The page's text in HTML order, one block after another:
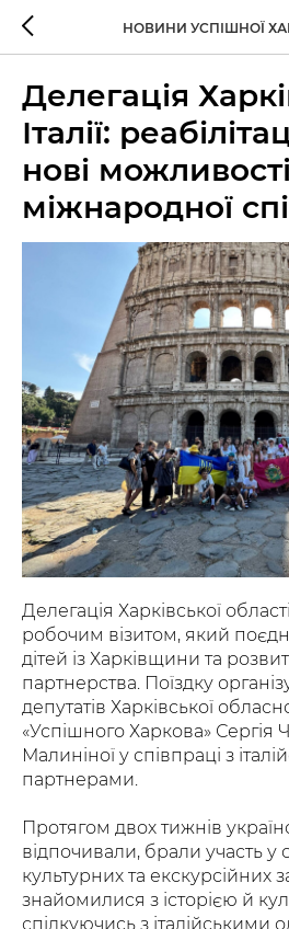
НОВИНИ УСПІШНОЇ
Делегація
Італії:
нові
міжнародної
Делегація Харківської
робочим візитом, який
дітей із Харківщини та
партнерства. Поїздку
депутатів Харківської
«Успішного Харкова» Сергія
Малиніної у співпраці з
партнерами.
Протягом двох тижнів
відпочивали, брали участь у
культурних та екскурсійних
знайомилися з історією й
спілкуючись з італійськими